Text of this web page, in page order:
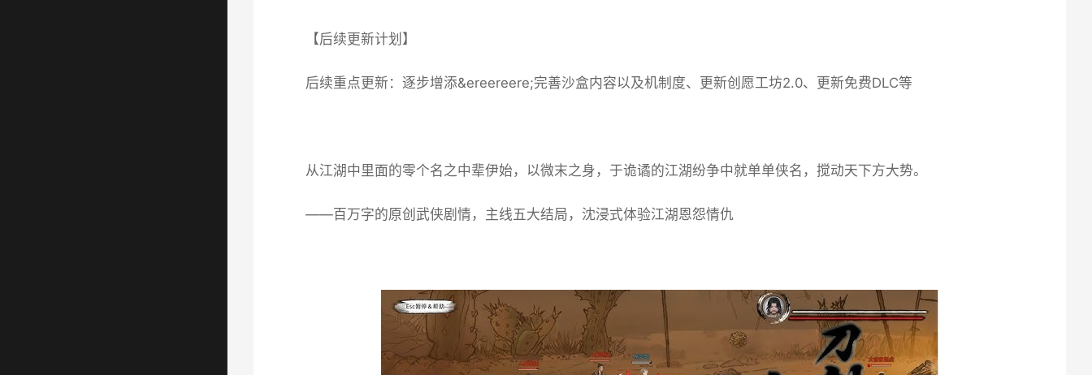
【后续更新计划】
后续重点更新：逐步增添&ereereere;完善沙盒内容以及机制度、更新创愿工坊2.0、更新免费DLC等
从江湖中里面的零个名之中辈伊始，以微末之身，于诡谲的江湖纷争中就单单侠名，搅动天下方大势。
——百万字的原创武侠剧情，主线五大结局，沈浸式体验江湖恩怨情仇